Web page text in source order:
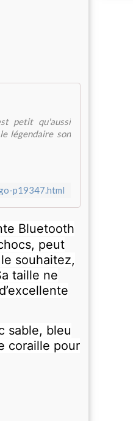
petit qu'aussi
légendaire son
p19347.html
Bluetooth
peut
souhaitez,
taille ne
sable, bleu
coraille pour